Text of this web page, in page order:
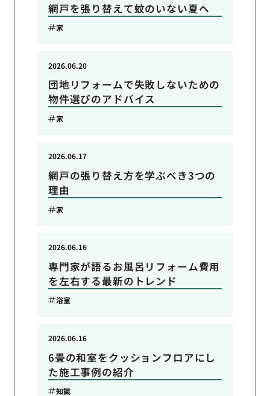
網戸を張り替えて蚊のいない夏へ
家
団地リフォームで失敗しないための
物件選びのアドバイス
2026.06.20
家
網戸の張り替え方を学ぶべき3つの
理由
2026.06.17
家
専門家が語るお風呂リフォーム費用
を左右する最新のトレンド
2026.06.16
浴室
6畳の和室をクッションフロアにし
た施工事例の紹介
2026.06.16
知識